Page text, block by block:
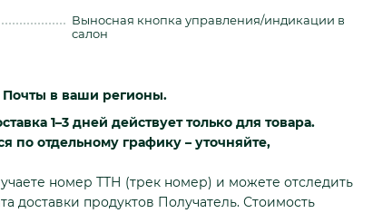
Выносная кнопка управления/индикации в
салон
Почты в ваши регионы.
1–3 дней действует только для товара.
по отдельному графику – уточняйте,
номер ТТН (трек номер) и можете отследить
доставки продуктов Получатель. Стоимость